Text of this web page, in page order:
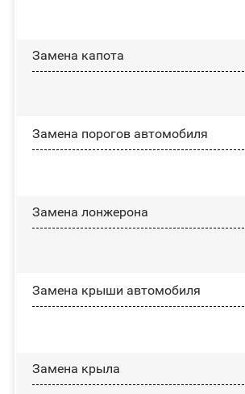
Замена капота
Замена порогов автомобиля
Замена лонжерона
Замена крыши автомобиля
Замена крыла